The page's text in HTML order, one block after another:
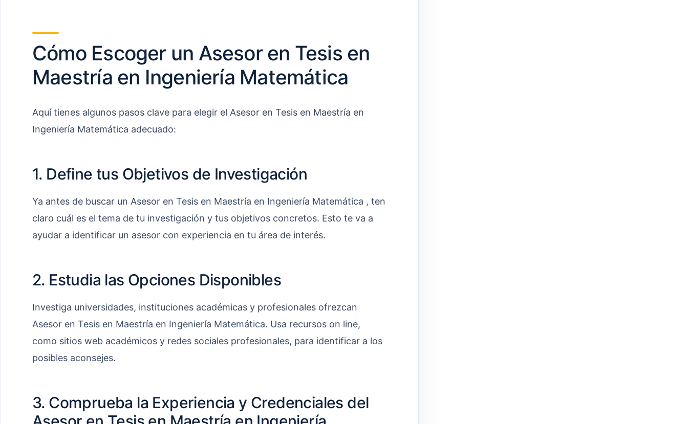
Cómo Escoger un Asesor en Tesis en
Maestría en Ingeniería Matemática
Aquí tienes algunos pasos clave para elegir el Asesor en Tesis en Maestría en
Ingeniería Matemática adecuado:
1. Define tus Objetivos de Investigación
Ya antes de buscar un Asesor en Tesis en Maestría en Ingeniería Matemática , ten
claro cuál es el tema de tu investigación y tus objetivos concretos. Esto te va a
ayudar a identificar un asesor con experiencia en tu área de interés.
2. Estudia las Opciones Disponibles
Investiga universidades, instituciones académicas y profesionales ofrezcan
Asesor en Tesis en Maestría en Ingeniería Matemática. Usa recursos on line,
como sitios web académicos y redes sociales profesionales, para identificar a los
posibles aconsejes.
3. Comprueba la Experiencia y Credenciales del